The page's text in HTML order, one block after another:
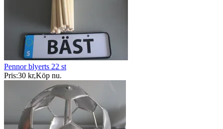
Pennor blyerts 22 st
Pris:30 kr,Köp nu.